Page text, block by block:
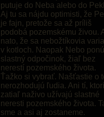
putuje do Neba alebo do
Aj tu sa nájdu optimisti, že
je fajn, pretože sa až príliš
podobá pozemskému živou.
nato, že sa nebožtíkovia varia
v kotloch. Naopak Nebo
slastný odpočinok, žiaľ bez
nerestí pozemského života.
Ťažko si vybrať. Našťastie o
nerozhodujú ľudia. Ani tí,
zatiaľ naživo užívajú slastné
neresti pozemského života.
sme a asi aj zostaneme.